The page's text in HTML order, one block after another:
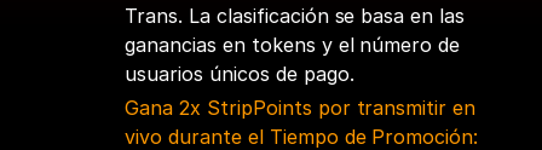
Trans. La clasificación se basa en las
ganancias en tokens y el número de
usuarios únicos de pago.
Gana 2x StripPoints por transmitir en
vivo durante el Tiempo de Promoción: